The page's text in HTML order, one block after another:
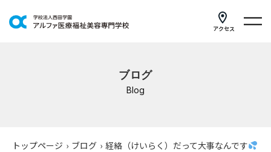
アクセス
ブログ
Blog
トップページ › ブログ › 経絡（けいらく）だって大事なんです